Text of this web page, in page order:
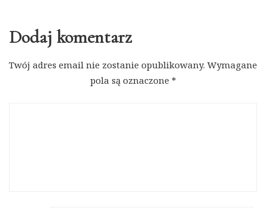
Dodaj komentarz
Twój adres email nie zostanie opublikowany. Wymagane
pola są oznaczone *